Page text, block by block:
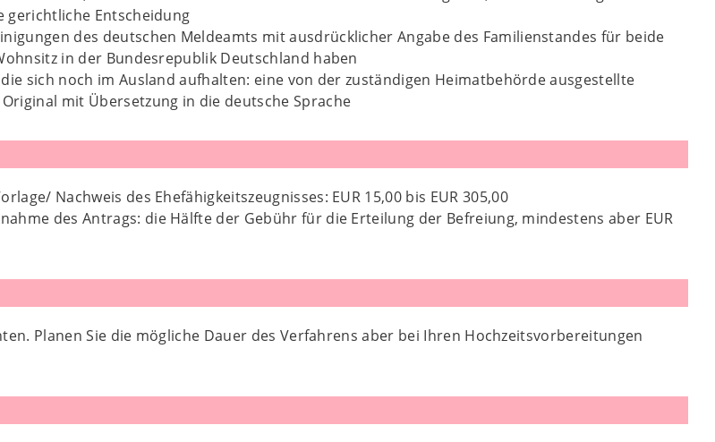
gerichtliche Entscheidung
des deutschen Meldeamts mit ausdrücklicher Angabe des Familienstandes für beide
in der Bundesrepublik Deutschland haben
sich noch im Ausland aufhalten: eine von der zuständigen Heimatbehörde ausgestellte
mit Übersetzung in die deutsche Sprache
Nachweis des Ehefähigkeitszeugnisses: EUR 15,00 bis EUR 305,00
des Antrags: die Hälfte der Gebühr für die Erteilung der Befreiung, mindestens aber EUR
Planen Sie die mögliche Dauer des Verfahrens aber bei Ihren Hochzeitsvorbereitungen